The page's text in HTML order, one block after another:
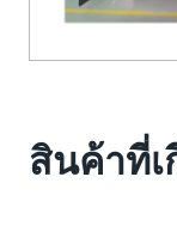
สินค้าที่เ